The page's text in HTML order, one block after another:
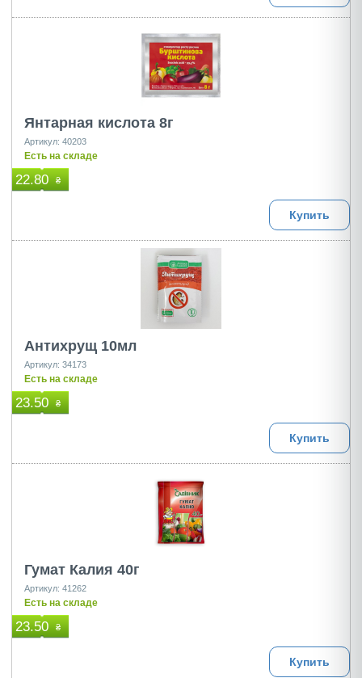
Янтарная кислота 8г
Артикул: 40203
Есть на складе
22.80 ₴
Купить
Антихрущ 10мл
Артикул: 34173
Есть на складе
23.50 ₴
Купить
Гумат Калия 40г
Артикул: 41262
Есть на складе
23.50 ₴
Купить